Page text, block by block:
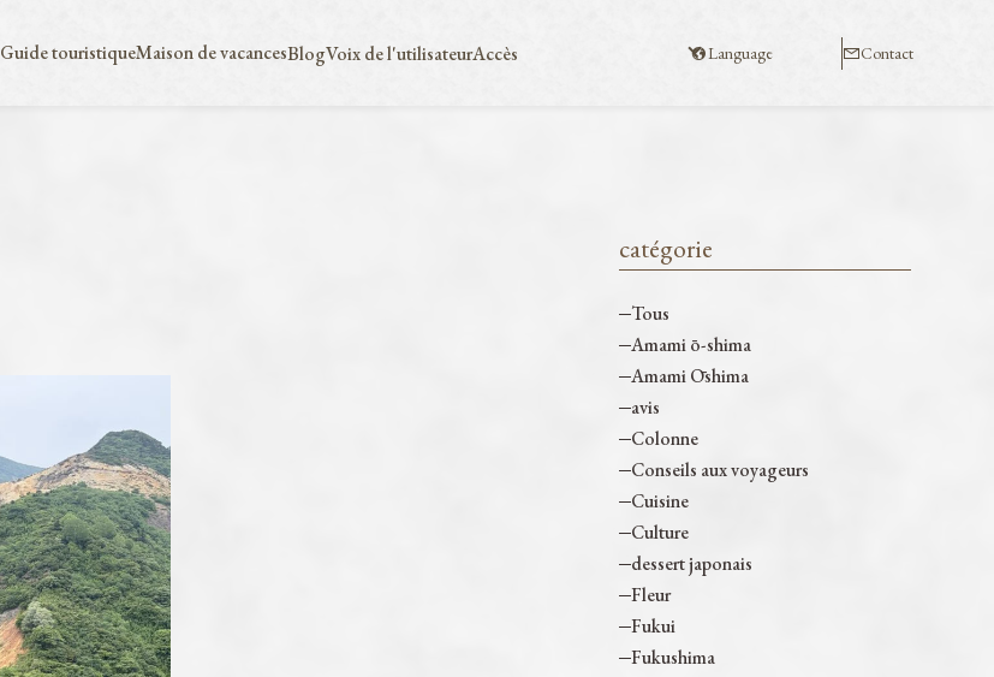
Guide touristiqueMaison de vacancesBlogVoix de l'utilisateurAccès Language Contact
catégorie
Tous
Amami ō-shima
Amami Ōshima
avis
Colonne
Conseils aux voyageurs
Cuisine
Culture
dessert japonais
Fleur
Fukui
Fukushima